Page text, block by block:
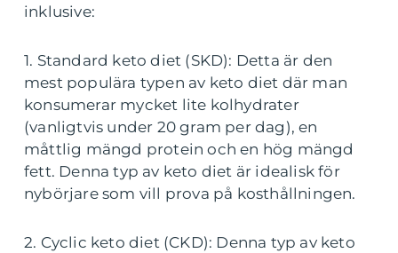
inklusive:
1. Standard keto diet (SKD): Detta är den
mest populära typen av keto diet där man
konsumerar mycket lite kolhydrater
(vanligtvis under 20 gram per dag), en
måttlig mängd protein och en hög mängd
fett. Denna typ av keto diet är idealisk för
nybörjare som vill prova på kosthållningen.
2. Cyclic keto diet (CKD): Denna typ av keto